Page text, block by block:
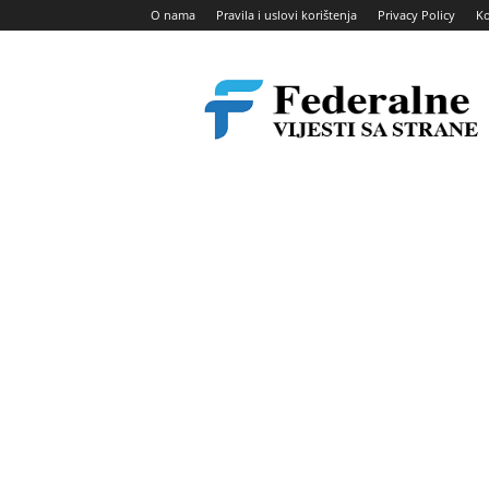
O nama Pravila i uslovi korištenja Privacy Policy
vijesti